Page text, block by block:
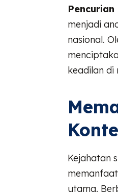
menjadi
nasional.
keadilan di
Kejahatan
utama.